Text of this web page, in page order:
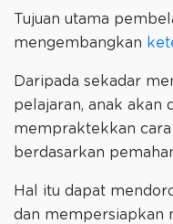
Tujuan utama
mengembangkan
Daripada sekadar
pelajaran, anak akan
mempraktekkan
berdasarkan
Hal itu dapat
dan mempersiapkan